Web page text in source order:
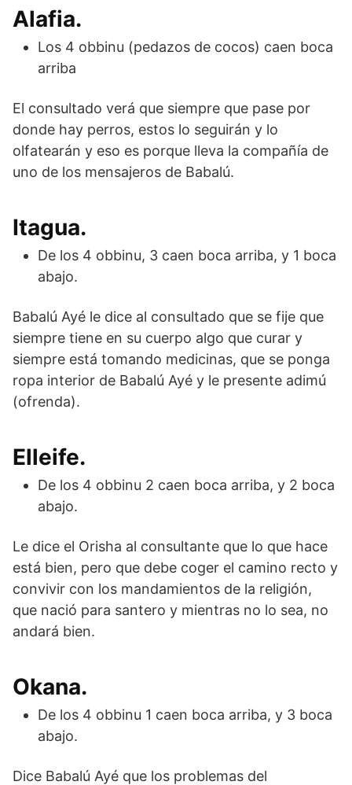
Alafia.
Los 4 obbinu (pedazos de cocos) caen boca
arriba
El consultado verá que siempre que pase por
donde hay perros, estos lo seguirán y lo
olfatearán y eso es porque lleva la compañía de
uno de los mensajeros de Babalú.
Itagua.
De los 4 obbinu, 3 caen boca arriba, y 1 boca
abajo.
Babalú Ayé le dice al consultado que se fije que
siempre tiene en su cuerpo algo que curar y
siempre está tomando medicinas, que se ponga
ropa interior de Babalú Ayé y le presente adimú
(ofrenda).
Elleife.
De los 4 obbinu 2 caen boca arriba, y 2 boca
abajo.
Le dice el Orisha al consultante que lo que hace
está bien, pero que debe coger el camino recto y
convivir con los mandamientos de la religión,
que nació para santero y mientras no lo sea, no
andará bien.
Okana.
De los 4 obbinu 1 caen boca arriba, y 3 boca
abajo.
Dice Babalú Ayé que los problemas del